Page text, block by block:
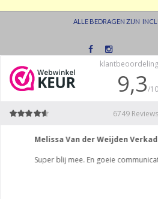
ALLE BEDRAGEN ZIJN